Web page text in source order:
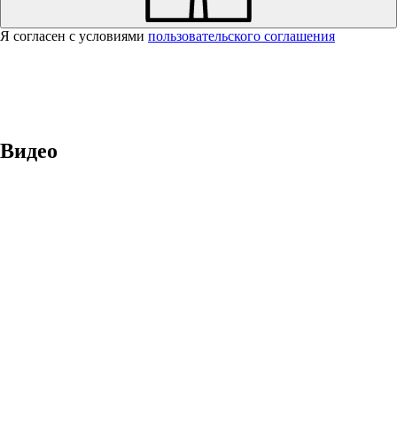
Я согласен с условиями пользовательского соглашения
Видео